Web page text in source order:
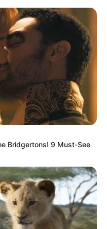
Bridgertons! 9 Must-See